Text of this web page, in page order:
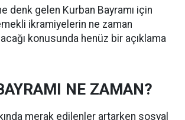
denk gelen Kurban Bayramı için
ikramiyelerin ne zaman
konusunda henüz bir açıklama
NE ZAMAN?
merak edilenler artarken sosyal